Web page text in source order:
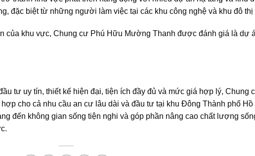
đặc biệt từ những người làm việc tại các khu công nghệ và khu đô thị
của khu vực, Chung cư Phú Hữu Mường Thanh được đánh giá là dự
tư uy tín, thiết kế hiện đại, tiện ích đầy đủ và mức giá hợp lý, Chung
cho cả nhu cầu an cư lâu dài và đầu tư tại khu Đông Thành phố Hồ
đến không gian sống tiện nghi và góp phần nâng cao chất lượng